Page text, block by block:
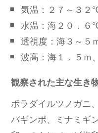
気温：２７～３
水温：海２０．
透視度：海３～５
波高：海１．５ｍ
観察された主な生き
ボラダイルツノガニ
バギンポ、ミナミギ